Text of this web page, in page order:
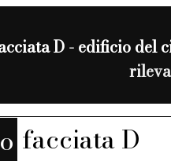
D - edificio del
facciata D